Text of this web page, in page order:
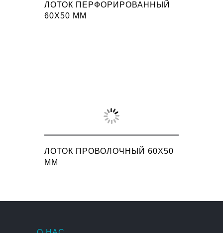
ЛОТОК ПЕРФОРИРОВАННЫЙ
60X50 ММ
ЛОТОК ПРОВОЛОЧНЫЙ 60X50
ММ